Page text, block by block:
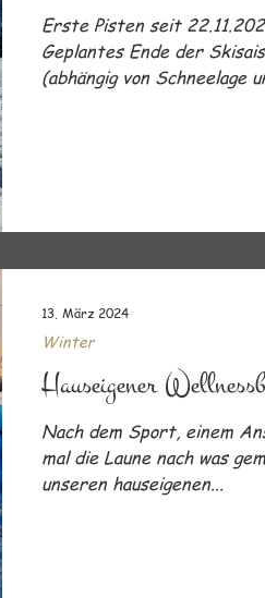
Erste Pisten seit
Geplantes Ende der
(abhängig von Schneelage
Hauseigener
Nach dem Sport, einem
mal die Laune nach was
unseren hauseigenen...
Winter
13. März 2024